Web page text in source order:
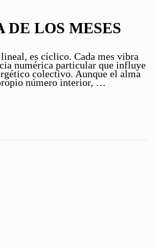
DE LOS MESES
es cíclico. Cada mes vibra
numérica particular que influye
colectivo. Aunque el alma
número interior, …